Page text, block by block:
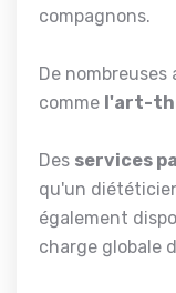
compagnons.
De
comme l'art-
Des services
qu'un
également
charge globale